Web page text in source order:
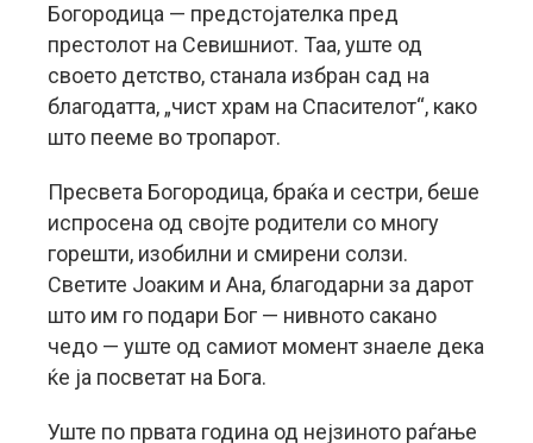
Богородица — предстојателка пред
престолот на Севишниот. Таа, уште од
своето детство, станала избран сад на
благодатта, „чист храм на Спасителот“, како
што пееме во тропарот.
Пресвета Богородица, браќа и сестри, беше
испросена од својте родители со многу
горешти, изобилни и смирени солзи.
Светите Јоаким и Ана, благодарни за дарот
што им го подари Бог — нивното сакано
чедо — уште од самиот момент знаеле дека
ќе ја посветат на Бога.
Уште по првата година од нејзиното раѓање